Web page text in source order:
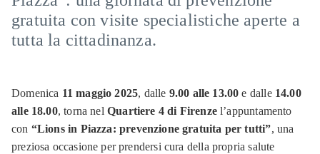
gratuita con visite specialistiche aperte a
tutta la cittadinanza.
Domenica 11 maggio 2025, dalle 9.00 alle 13.00 e dalle 14.00
alle 18.00, torna nel Quartiere 4 di Firenzel’appuntamento
con “Lions in Piazza: prevenzione gratuita per tutti”, una
preziosa occasione per prendersi cura della propria salute